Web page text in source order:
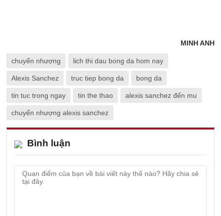
MINH ANH
chuyển nhượng lich thi dau bong da hom nay
Alexis Sanchez truc tiep bong da bong da
tin tuc trong ngay tin the thao alexis sanchez đến mu
chuyển nhượng alexis sanchez
Bình luận